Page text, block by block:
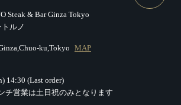
Steak & Bar Ginza Tokyo
ルノ
ku,Tokyo MAP
14:30 (Last order)
チ営業は土日祝のみとなります